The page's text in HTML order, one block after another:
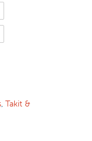
, Takit &